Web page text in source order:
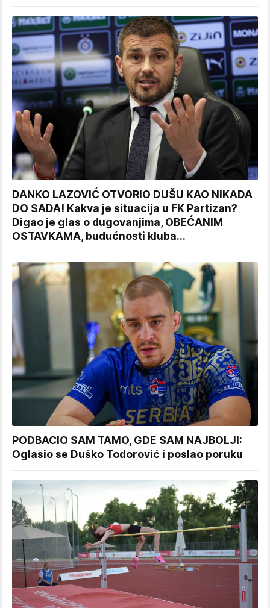
DANKO LAZOVIĆ OTVORIO DUŠU KAO NIKADA
DO SADA! Kakva je situacija u FK Partizan?
Digao je glas o dugovanjima, OBEĆANIM
OSTAVKAMA, budućnosti kluba...
PODBACIO SAM TAMO, GDE SAM NAJBOLJI:
Oglasio se Duško Todorović i poslao poruku